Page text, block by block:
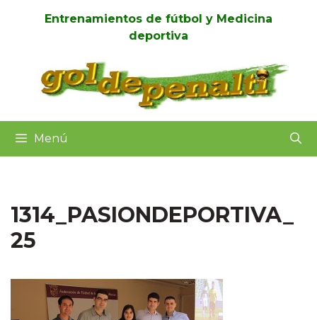
Entrenamientos de fútbol y Medicina
deportiva
Menú
1314_PASIONDEPORTIVA_
25